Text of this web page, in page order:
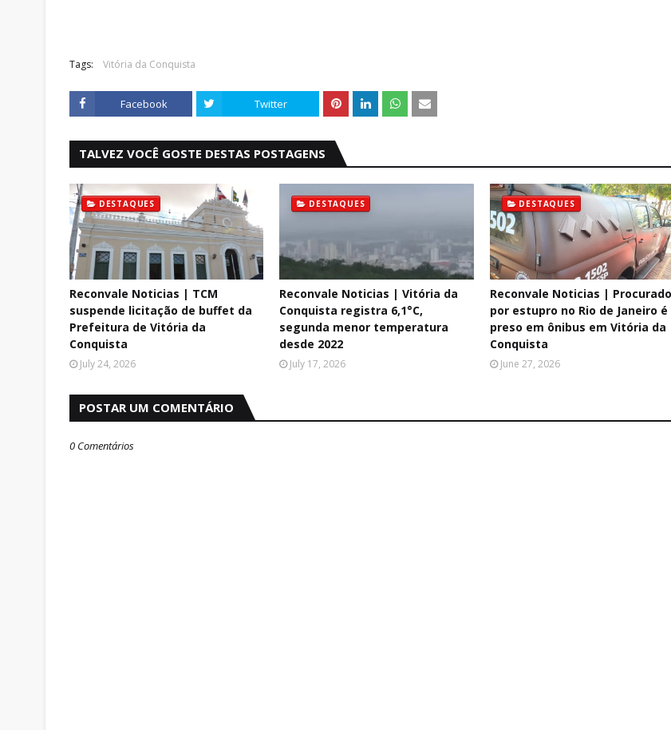
Tags: Vitória da Conquista
Facebook Twitter
TALVEZ VOCÊ GOSTE DESTAS POSTAGENS
DESTAQUES
Reconvale Noticias | TCM
suspende licitação de buffet da
Prefeitura de Vitória da
Conquista
July 24, 2026
DESTAQUES
Reconvale Noticias | Vitória da
Conquista registra 6,1°C,
segunda menor temperatura
desde 2022
July 17, 2026
DESTAQUES
Reconvale Noticias | Procurado
por estupro no Rio de Janeiro é
preso em ônibus em Vitória da
Conquista
June 27, 2026
POSTAR UM COMENTÁRIO
0 Comentários